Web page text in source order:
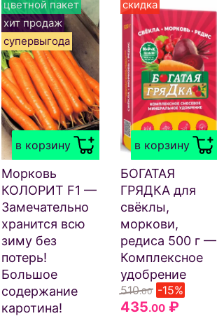
в корзину
цветной пакет
хит продаж
супервыгода
Морковь
КОЛОРИТ F1 —
Замечательно
хранится всю
зиму без
потерь!
Большое
содержание
каротина!
в корзину
скидка
БОГАТАЯ
ГРЯДКА для
свёклы,
моркови,
редиса 500 г —
Комплексное
удобрение
510.00 -15%
435.00₽